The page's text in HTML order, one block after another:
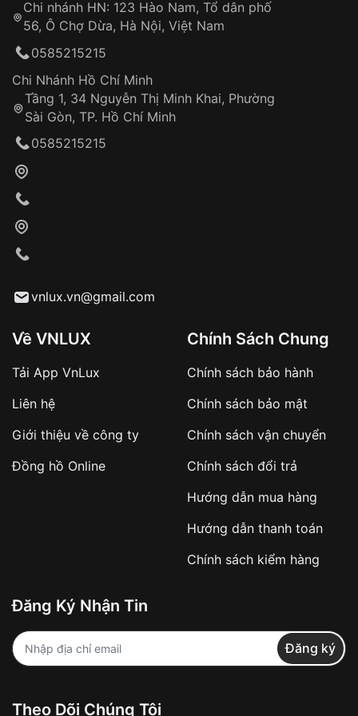
Từ khóa SEO:
Khách hàng kiểm tra và thanh toán trực tiếp
Từ khóa SEO:
sản phẩm đặc biệt
hàng
Số tiền còn lại thanh toán khi nhận hàng hoặc
✔️ Đảm bảo xử lý đơn hàng nhanh chóng
✔️ Hạn chế tình trạng hủy đơn không mong
Từ khóa SEO:
Khách hàng được
Đảm bảo quyền lợi khách hàng
Đồng hành cùng khách hàng trong suốt quá
trình sử dụng
Chi nhánh HN: 123 Hào Nam, Tổ dân phố
56, Ô Chợ Dừa, Hà Nội, Việt Nam
0585215215
Chi Nhánh Hồ Chí Minh
Tầng 1, 34 Nguyễn Thị Minh Khai, Phường
Sài Gòn, TP. Hồ Chí Minh
0585215215
vnlux.vn@gmail.com
Về VNLUX
Tải App VnLux
Liên hệ
Giới thiệu về công ty
Đồng hồ Online
Chính Sách Chung
Chính sách bảo hành
Chính sách bảo mật
Chính sách vận chuyển
Chính sách đổi trả
Hướng dẫn mua hàng
Hướng dẫn thanh toán
Chính sách kiểm hàng
Đăng Ký Nhận Tin
Đăng ký
Theo Dõi Chúng Tôi